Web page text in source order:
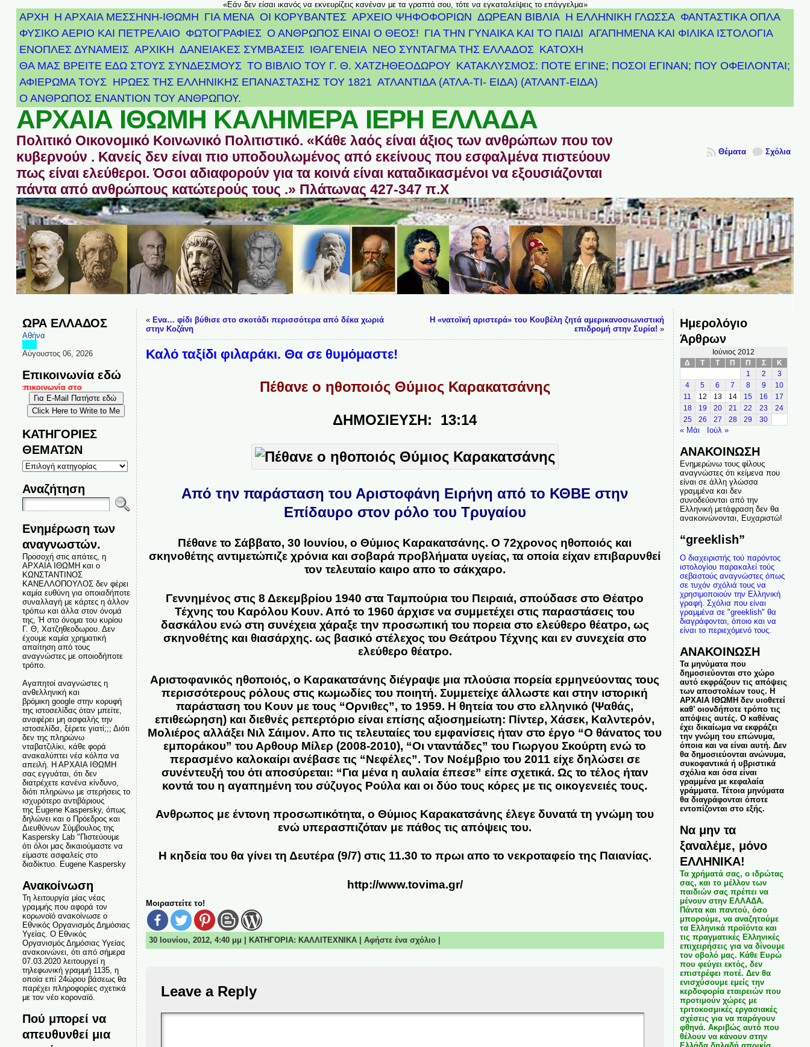
«Εάν δεν είσαι ικανός να εκνευρίζεις κανέναν με τα γραπτά σου, τότε να εγκαταλείψεις το επάγγελμα»
ΑΡΧΗ Η ΑΡΧΑΙΑ ΜΕΣΣΗΝΗ-ΙΘΩΜΗ ΓΙΑ ΜΕΝΑ ΟΙ ΚΟΡΥΒΑΝΤΕΣ ΑΡΧΕΊΟ ΨΗΦΟΦΟΡΙΏΝ ΔΩΡΕΑΝ ΒΙΒΛΙΑ Η ΕΛΛΗΝΙΚΗ ΓΛΩΣΣΑ ΦΑΝΤΑΣΤΙΚΑ ΟΠΛΑ
ΦΥΣΙΚΟ ΑΕΡΙΟ ΚΑΙ ΠΕΤΡΕΛΑΙΟ ΦΩΤΟΓΡΑΦΙΕΣ Ο ΑΝΘΡΩΠΟΣ ΕΙΝΑΙ Ο ΘΕΟΣ! ΓΙΑ ΤΗΝ ΓΥΝΑΙΚΑ ΚΑΙ ΤΟ ΠΑΙΔΙ ΑΓΑΠΗΜΕΝΑ ΚΑΙ ΦΙΛΙΚΑ ΙΣΤΟΛΟΓΙΑ
ΕΝΟΠΛΕΣ ΔΥΝΑΜΕΙΣ ΑΡΧΙΚΉ ΔΑΝΕΙΑΚΕΣ ΣΥΜΒΑΣΕΙΣ ΙΘΑΓΕΝΕΙΑ ΝΕΟ ΣΥΝΤΑΓΜΑ ΤΗΣ ΕΛΛΑΔΟΣ ΚΑΤΟΧΗ
ΘΑ ΜΑΣ ΒΡΕΙΤΕ ΕΔΩ ΣΤΟΥΣ ΣΥΝΔΕΣΜΟΥΣ ΤΟ ΒΙΒΛΙΟ ΤΟΥ Γ. Θ. ΧΑΤΖΗΘΕΟΔΩΡΟΥ ΚΑΤΑΚΛΥΣΜΟΣ: ΠΟΤΕ ΕΓΙΝΕ; ΠΟΣΟΙ ΕΓΙΝΑΝ; ΠΟΥ ΟΦΕΙΛΟΝΤΑΙ;
ΑΦΙΈΡΩΜΑ ΤΟΥΣ ΉΡΩΕΣ ΤΗΣ ΕΛΛΗΝΙΚΉΣ ΕΠΑΝΆΣΤΑΣΗΣ ΤΟΥ 1821 ΑΤΛΑΝΤΊΔΑ (ΑΤΛΑ-ΤΙ- ΕΙΔΑ) (ΑΤΛΑΝΤ-ΕΙΔΑ)
Ο ΑΝΘΡΩΠΟΣ ΕΝΑΝΤΙΟΝ ΤΟΥ ΑΝΘΡΩΠΟΥ.
ΑΡΧΑΙΑ ΙΘΩΜΗ ΚΑΛΗΜΕΡΑ ΙΕΡΗ ΕΛΛΑΔΑ
Πολιτικό Οικονομικό Κοινωνικό Πολιτιστικό. «Κάθε λαός είναι άξιος των ανθρώπων που τον
κυβερνούν . Κανείς δεν είναι πιο υποδουλωμένος από εκείνους που εσφαλμένα πιστεύουν
πως είναι ελεύθεροι. Όσοι αδιαφορούν για τα κοινά είναι καταδικασμένοι να εξουσιάζονται
πάντα από ανθρώπους κατώτερούς τους .» Πλάτωνας 427-347 π.Χ
Σχόλια
Θέματα
ΩΡΑ ΕΛΛΑΔΟΣ
Αθήνα
Αύγουστος 06, 2026
Επικοινωνία εδώ
επικοινωνία στο
ΚΑΤΗΓΟΡΙΕΣ
ΘΕΜΑΤΩΝ
ΚΑΤΗΓΟΡΙΕΣ
ΘΕΜΑΤΩΝ
Αναζήτηση
Ενημέρωση των
αναγνωστών.
Προσοχή στις απάτες, η
ΑΡΧΑΙΑ ΙΘΩΜΗ και ο
ΚΩΝΣΤΑΝΤΙΝΟΣ
ΚΑΝΕΛΛΟΠΟΥΛΟΣ δεν φέρει
καμία ευθύνη για οποιαδήποτε
συναλλαγή με κάρτες η άλλον
τρόπω και άλλα στον όνομά
της, Ή στο όνομα του κυρίου
Γ. Θ, Χατζηθεοδωρου. Δεν
έχουμε καμία χρηματική
απαίτηση από τους
αναγνώστες με οποιοδήποτε
τρόπο.
Αγαπητοί αναγνώστες η
ανθελληνική και
βρόμικη google στην κορυφή
της ιστοσελίδας όταν μπείτε,
αναφέρει μη ασφαλής την
ιστοσελίδα, ξέρετε γιατί;;; Διότι
δεν της πληρώνω
νταβατζιλίκι, κάθε φορά
ανακαλύπτει νέα κόλπα να
απειλή. Η ΑΡΧΑΙΑ ΙΘΩΜΗ
σας εγγυάται, ότι δεν
διατρέχετε κανένα κίνδυνο,
διότι πληρώνω με στερήσεις το
ισχυρότερο αντιβάριους
της Eugene Kaspersky, όπως
δηλώνει και ο Πρόεδρος και
Διευθύνων Σύμβουλος της
Kaspersky Lab "Πιστεύουμε
ότι όλοι μας δικαιούμαστε να
είμαστε ασφαλείς στο
διαδίκτυο. Eugene Kaspersky
Ανακοίνωση
Τη λειτουργία μίας νέας
γραμμής που αφορά τον
κορωνοϊό ανακοίνωσε ο
Εθνικός Οργανισμός Δημόσιας
Υγείας. Ο Εθνικός
Οργανισμός Δημόσιας Υγείας
ανακοινώνει, ότι από σήμερα
07.03.2020 λειτουργεί η
τηλεφωνική γραμμή 1135, η
οποία επί 24ώρου βάσεως θα
παρέχει πληροφορίες σχετικά
με τον νέο κοροναϊό.
Πού μπορεί να
απευθυνθεί μια
« Ενα… φίδι βύθισε στο σκοτάδι περισσότερα από δέκα χωριά
στην Κοζάνη
Η «νατοϊκή αριστερά» του Κουβέλη ζητά αμερικανοσιωνιστική
επιδρομή στην Συρία! »
Καλό ταξίδι φιλαράκι. Θα σε θυμόμαστε!
Πέθανε ο ηθοποιός Θύμιος Καρακατσάνης
ΔΗΜΟΣΙΕΥΣΗ: 13:14
Από την παράσταση του Αριστοφάνη Ειρήνη από το ΚΘΒΕ στην
Επίδαυρο στον ρόλο του Τρυγαίου
Πέθανε το Σάββατο, 30 Ιουνίου, ο Θύμιος Καρακατσάνης. Ο 72χρονος ηθοποιός και
σκηνοθέτης αντιμετώπιζε χρόνια και σοβαρά προβλήματα υγείας, τα οποία είχαν επιβαρυνθεί
τον τελευταίο καιρο απο το σάκχαρο.
Γεννημένος στις 8 Δεκεμβρίου 1940 στα Ταμπούρια του Πειραιά, σπούδασε στο Θέατρο
Τέχνης του Καρόλου Κουν. Από το 1960 άρχισε να συμμετέχει στις παραστάσεις του
δασκάλου ενώ στη συνέχεια χάραξε την προσωπική του πορεια στο ελεύθερο θέατρο, ως
σκηνοθέτης και θιασάρχης. ως βασικό στέλεχος του Θεάτρου Τέχνης και εν συνεχεία στο
ελεύθερο θέατρο.
Αριστοφανικός ηθοποιός, ο Καρακατσάνης διέγραψε μια πλούσια πορεία ερμηνεύοντας τους
περισσότερους ρόλους στις κωμωδίες του ποιητή. Συμμετείχε άλλωστε και στην ιστορική
παράσταση του Κουν με τους “Ορνιθες”, το 1959. Η θητεία του στο ελληνικό (Ψαθάς,
επιθεώρηση) και διεθνές ρεπερτόριο είναι επίσης αξιοσημείωτη: Πίντερ, Χάσεκ, Καλντερόν,
Μολιέρος αλλάξει Νιλ Σάιμον. Απο τις τελευταίες του εμφανίσεις ήταν στο έργο “Ο θάνατος του
εμποράκου” του Αρθουρ Μίλερ (2008-2010), “Οι νταντάδες” του Γιωργου Σκούρτη ενώ το
περασμένο καλοκαίρι ανέβασε τις “Νεφέλες”. Τον Νοέμβριο του 2011 είχε δηλώσει σε
συνέντευξή του ότι αποσύρεται: “Για μένα η αυλαία έπεσε” είπε σχετικά. Ως το τέλος ήταν
κοντά του η αγαπημένη του σύζυγος Ρούλα και οι δύο τους κόρες με τις οικογενειές τους.
Ανθρωπος με έντονη προσωπικότητα, ο Θύμιος Καρακατσάνης έλεγε δυνατά τη γνώμη του
ενώ υπερασπιζόταν με πάθος τις απόψεις του.
H κηδεία του θα γίνει τη Δευτέρα (9/7) στις 11.30 το πρωι απο το νεκροταφείο της Παιανίας.
http://www.tovima.gr/
Μοιραστείτε το!
30 Ιουνίου, 2012, 4:40 μμ | ΚΑΤΗΓΟΡΙΑ: ΚΑΛΛΙΤΕΧΝΙΚΑ| Αφήστε ένα σχόλιο|
Leave a Reply
Ημερολόγιο
Άρθρων
Ιούνιος 2012
Δ
Τ Τ Π Π Σ
Κ
1
2
3
4
5 6 7 8 9
10
11
12 13 14 15 16
17
18
19 20 21 22 23
24
25
26 27 28 29 30
« Μάι Ιούλ »
ΑΝΑΚΟΙΝΩΣΗ
Ενημερώνω τους φίλους
αναγνώστες ότι κείμενα που
είναι σε άλλη γλώσσα
γραμμένα και δεν
συνοδεύονται από την
Ελληνική μετάφραση δεν θα
ανακοινώνονται, Ευχαριστώ!
“greeklish”
Ο διαχειριστής τού παρόντος
ιστολογίου παρακαλεί τούς
σεβαστούς αναγνώστες όπως
σε τυχόν σχόλιά τους να
χρησιμοποιούν την Ελληνική
γραφή. Σχόλια που είναι
γραμμένα σε "greeklish" θα
διαγράφονται, όποιο και να
είναι το περιεχόμενό τους.
ΑΝΑΚΟΙΝΩΣΗ
Τα μηνύματα που
δημοσιεύονται στο χώρο
αυτό εκφράζουν τις απόψεις
των αποστολέων τους. Η
ΑΡΧΑΙΑ ΙΘΩΜΗ δεν υιοθετεί
καθ’ οιονδήποτε τρόπο τις
απόψεις αυτές. Ο καθένας
έχει δικαίωμα να εκφράζει
την γνώμη του επώνυμα,
όποια και να είναι αυτή. Δεν
θα δημοσιεύονται ανώνυμα,
συκοφαντικά ή υβριστικά
σχόλια και όσα είναι
γραμμένα με κεφαλαία
γράμματα. Τέτοια μηνύματα
θα διαγράφονται όποτε
εντοπίζονται στο εξής.
Να μην τα
ξαναλέμε, μόνο
ΕΛΛΗΝΙΚΑ!
Τα χρήματά σας, ο ιδρώτας
σας, και το μέλλον των
παιδιών σας πρέπει να
μένουν στην ΕΛΛΑΔΑ.
Πάντα και παντού, όσο
μπορούμε, να αναζητούμε
τα Ελληνικά προϊόντα και
τις πραγματικές Ελληνικές
επιχειρήσεις για να δίνουμε
τον οβολό μας. Κάθε Ευρώ
που φεύγει εκτός, δεν
επιστρέφει ποτέ. Δεν θα
ενισχύσουμε εμείς την
κερδοφορία εταιρειών που
προτιμούν χώρες με
τριτοκοσμικές εργασιακές
σχέσεις για να παράγουν
φθηνά. Ακριβώς αυτό που
θέλουν να κάνουν στην